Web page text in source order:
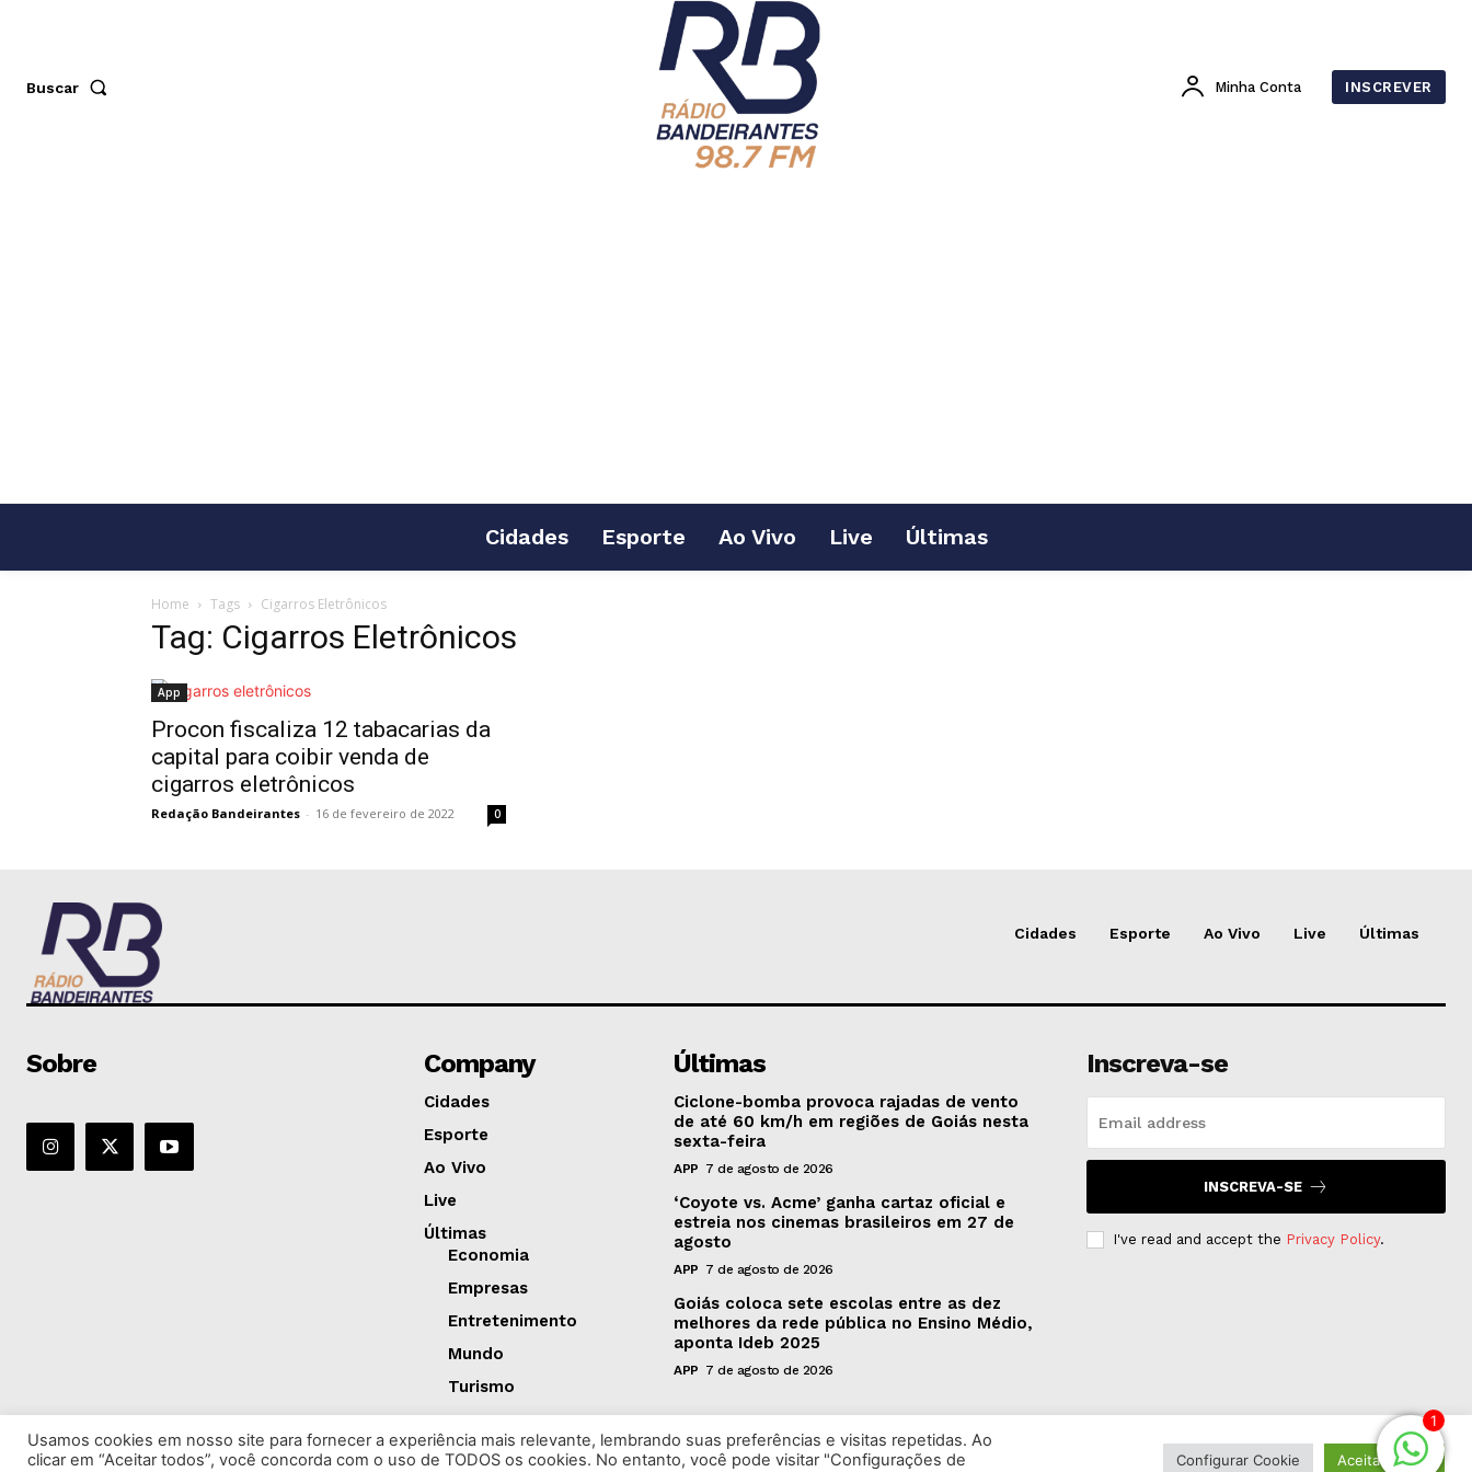
Buscar Minha Conta INSCREVER
Cidades Esporte Ao Vivo Live Últimas
Home Tags Cigarros Eletrônicos
Tag: Cigarros Eletrônicos
App
Procon fiscaliza 12 tabacarias da
capital para coibir venda de
cigarros eletrônicos
Redação Bandeirantes - 16 de fevereiro de 2022 0
Cidades Esporte Ao Vivo Live Últimas
Sobre Company
Cidades
Esporte
Ao Vivo
Live
Últimas
Economia
Empresas
Entretenimento
Mundo
Turismo
Últimas
Ciclone-bomba provoca rajadas de vento
de até 60 km/h em regiões de Goiás nesta
sexta-feira
APP 7 de agosto de 2026
‘Coyote vs. Acme’ ganha cartaz oficial e
estreia nos cinemas brasileiros em 27 de
agosto
APP 7 de agosto de 2026
Goiás coloca sete escolas entre as dez
melhores da rede pública no Ensino Médio,
aponta Ideb 2025
APP 7 de agosto de 2026
Inscreva-se
INSCREVA-SE
I've read and accept the Privacy Policy.
1
Usamos cookies em nosso site para fornecer a experiência mais relevante, lembrando suas preferências e visitas repetidas. Ao
clicar em “Aceitar todos”, você concorda com o uso de TODOS os cookies. No entanto, você pode visitar "Configurações de
Configurar Cookie Aceitar Todos